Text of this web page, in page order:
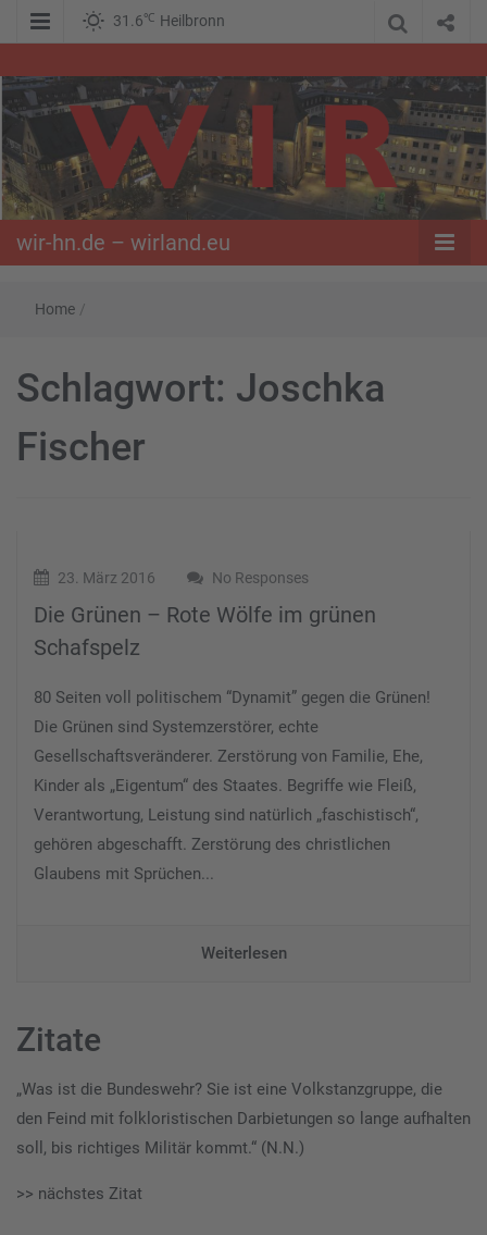
31.6℃ Heilbronn
wir-hn.de –
wirland.eu
wir-hn.de – wirland.eu
Home /
Schlagwort: Joschka
Fischer
23. März 2016 No Responses
Die Grünen – Rote Wölfe im grünen
Schafspelz
80 Seiten voll politischem “Dynamit” gegen die Grünen!
Die Grünen sind Systemzerstörer, echte
Gesellschaftsveränderer. Zerstörung von Familie, Ehe,
Kinder als „Eigentum“ des Staates. Begriffe wie Fleiß,
Verantwortung, Leistung sind natürlich „faschistisch“,
gehören abgeschafft. Zerstörung des christlichen
Glaubens mit Sprüchen...
Weiterlesen
Zitate
„Was ist die Bundeswehr? Sie ist eine Volkstanzgruppe, die
den Feind mit folkloristischen Darbietungen so lange aufhalten
soll, bis richtiges Militär kommt.“ (N.N.)
>> nächstes Zitat